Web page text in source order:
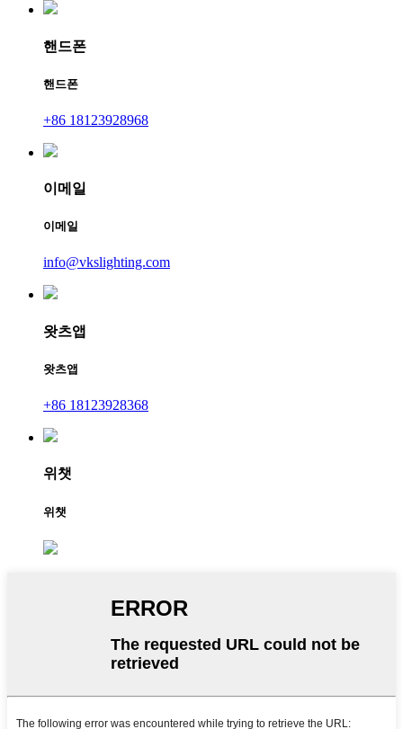
핸드폰
핸드폰
+86 18123928968
이메일
이메일
info@vkslighting.com
왓츠앱
왓츠앱
+86 18123928368
위챗
위챗